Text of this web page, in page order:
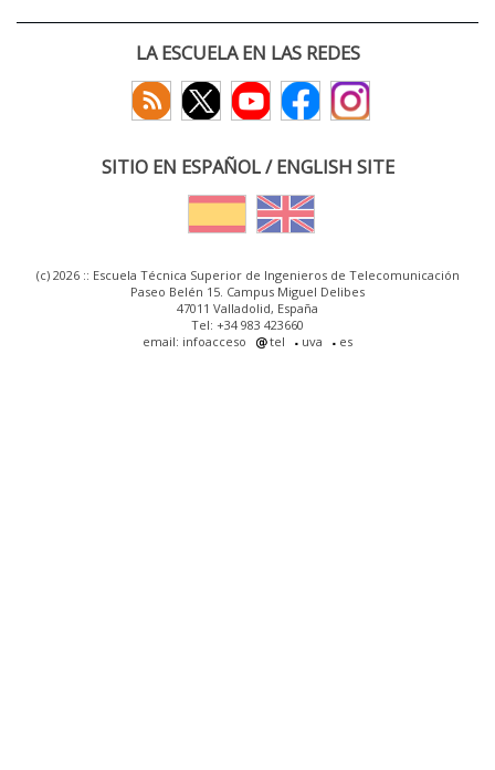
LA ESCUELA EN LAS REDES
SITIO EN ESPAÑOL / ENGLISH SITE
(c) 2026 :: Escuela Técnica Superior de Ingenieros de Telecomunicación
Paseo Belén 15. Campus Miguel Delibes
47011 Valladolid, España
Tel: +34 983 423660
email: infoacceso
tel uva es